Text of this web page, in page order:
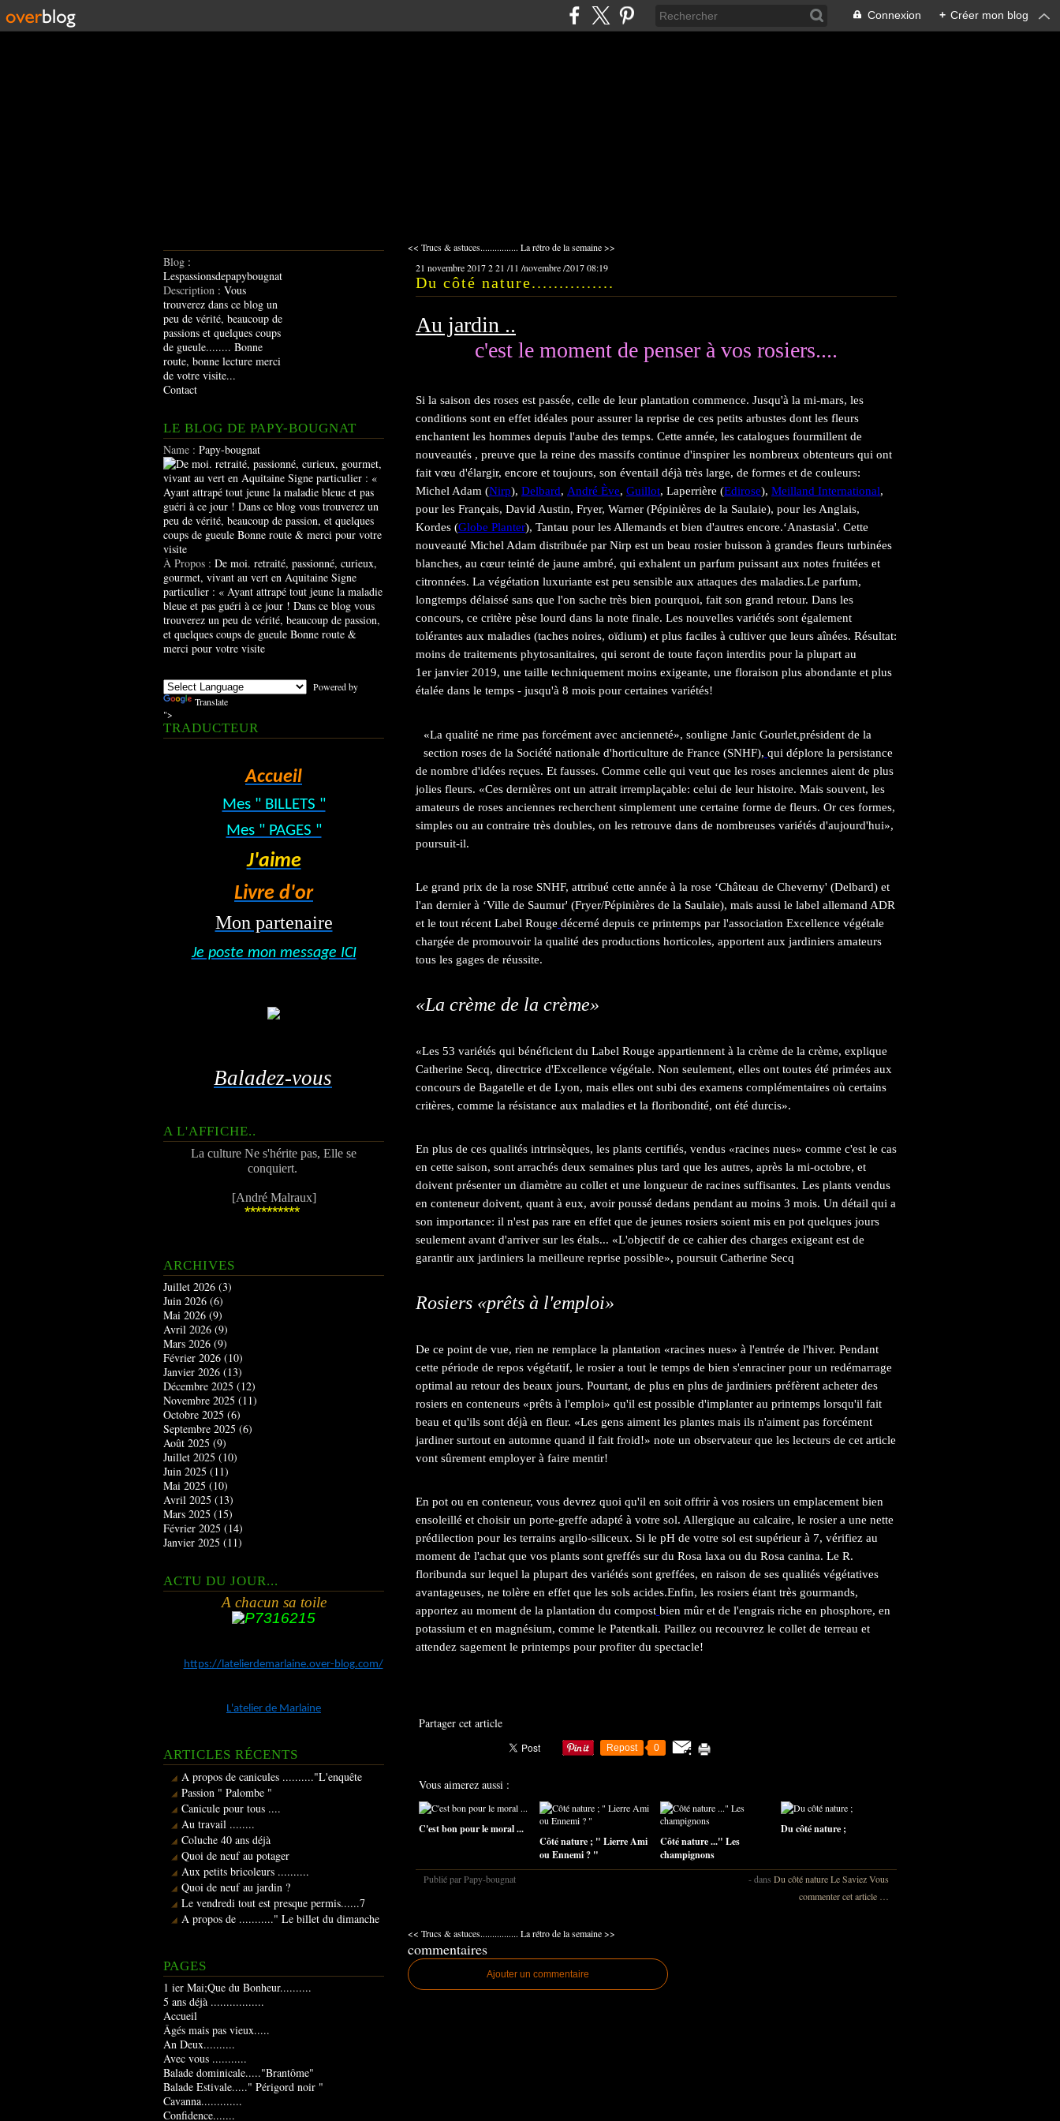
Connexion + Créer mon blog
Blog :
Lespassionsdepapybougnat
Description : Vous
trouverez dans ce blog un
peu de vérité, beaucoup de
passions et quelques coups
de gueule........ Bonne
route, bonne lecture merci
de votre visite...
Contact
LE BLOG DE PAPY-BOUGNAT
Name : Papy-bougnat
À Propos : De moi. retraité, passionné, curieux,
gourmet, vivant au vert en Aquitaine Signe
particulier : « Ayant attrapé tout jeune la maladie
bleue et pas guéri à ce jour ! Dans ce blog vous
trouverez un peu de vérité, beaucoup de passion,
et quelques coups de gueule Bonne route &
merci pour votre visite
Powered by
Translate
">
TRADUCTEUR
Accueil
Mes " BILLETS "
Mes " PAGES "
J'aime
Livre d'or
Mon partenaire
Je poste mon message ICI
Baladez-vous
A L'AFFICHE..
La culture Ne s'hérite pas, Elle se
conquiert.
[André Malraux]
**********
ARCHIVES
Juillet 2026 (3)
Juin 2026 (6)
Mai 2026 (9)
Avril 2026 (9)
Mars 2026 (9)
Février 2026 (10)
Janvier 2026 (13)
Décembre 2025 (12)
Novembre 2025 (11)
Octobre 2025 (6)
Septembre 2025 (6)
Août 2025 (9)
Juillet 2025 (10)
Juin 2025 (11)
Mai 2025 (10)
Avril 2025 (13)
Mars 2025 (15)
Février 2025 (14)
Janvier 2025 (11)
ACTU DU JOUR...
A chacun sa toile
https://latelierdemarlaine.over-blog.com/
L'atelier de Marlaine
ARTICLES RÉCENTS
A propos de canicules .........."L'enquête
Passion " Palombe "
Canicule pour tous ....
Au travail ........
Coluche 40 ans déjà
Quoi de neuf au potager
Aux petits bricoleurs ..........
Quoi de neuf au jardin ?
Le vendredi tout est presque permis......7
A propos de ..........." Le billet du dimanche
PAGES
1 ier Mai;Que du Bonheur..........
5 ans déjà .................
Accueil
Âgés mais pas vieux.....
An Deux..........
Avec vous ...........
Balade dominicale....."Brantôme"
Balade Estivale....." Périgord noir "
Cavanna.............
Confidence.......
<< Trucs & astuces................ La rétro de la semaine >>
21 novembre 2017221 /11 /novembre/201708:19
Du côté nature...............
Au jardin ..
c'est le moment de penser à vos rosiers....
Si la saison des roses est passée, celle de leur plantation commence. Jusqu'à la mi-mars, les
conditions sont en effet idéales pour assurer la reprise de ces petits arbustes dont les fleurs
enchantent les hommes depuis l'aube des temps. Cette année, les catalogues fourmillent de
nouveautés , preuve que la reine des massifs continue d'inspirer les nombreux obtenteurs qui ont
fait vœu d'élargir, encore et toujours, son éventail déjà très large, de formes et de couleurs:
Michel Adam (Nirp), Delbard, André Ève, Guillot, Laperrière (Edirose), Meilland International,
pour les Français, David Austin, Fryer, Warner (Pépinières de la Saulaie), pour les Anglais,
Kordes (Globe Planter), Tantau pour les Allemands et bien d'autres encore.‘Anastasia'. Cette
nouveauté Michel Adam distribuée par Nirp est un beau rosier buisson à grandes fleurs turbinées
blanches, au cœur teinté de jaune ambré, qui exhalent un parfum puissant aux notes fruitées et
citronnées. La végétation luxuriante est peu sensible aux attaques des maladies.Le parfum,
longtemps délaissé sans que l'on sache très bien pourquoi, fait son grand retour. Dans les
concours, ce critère pèse lourd dans la note finale. Les nouvelles variétés sont également
tolérantes aux maladies (taches noires, oïdium) et plus faciles à cultiver que leurs aînées. Résultat:
moins de traitements phytosanitaires, qui seront de toute façon interdits pour la plupart au
1er janvier 2019, une taille techniquement moins exigeante, une floraison plus abondante et plus
étalée dans le temps - jusqu'à 8 mois pour certaines variétés!
«La qualité ne rime pas forcément avec ancienneté», souligne Janic Gourlet,président de la
section roses de la Société nationale d'horticulture de France (SNHF), qui déplore la persistance
de nombre d'idées reçues. Et fausses. Comme celle qui veut que les roses anciennes aient de plus
jolies fleurs. «Ces dernières ont un attrait irremplaçable: celui de leur histoire. Mais souvent, les
amateurs de roses anciennes recherchent simplement une certaine forme de fleurs. Or ces formes,
simples ou au contraire très doubles, on les retrouve dans de nombreuses variétés d'aujourd'hui»,
poursuit-il.
Le grand prix de la rose SNHF, attribué cette année à la rose ‘Château de Cheverny' (Delbard) et
l'an dernier à ‘Ville de Saumur' (Fryer/Pépinières de la Saulaie), mais aussi le label allemand ADR
et le tout récent Label Rouge décerné depuis ce printemps par l'association Excellence végétale
chargée de promouvoir la qualité des productions horticoles, apportent aux jardiniers amateurs
tous les gages de réussite.
«La crème de la crème»
«Les 53 variétés qui bénéficient du Label Rouge appartiennent à la crème de la crème, explique
Catherine Secq, directrice d'Excellence végétale. Non seulement, elles ont toutes été primées aux
concours de Bagatelle et de Lyon, mais elles ont subi des examens complémentaires où certains
critères, comme la résistance aux maladies et la floribondité, ont été durcis».
En plus de ces qualités intrinsèques, les plants certifiés, vendus «racines nues» comme c'est le cas
en cette saison, sont arrachés deux semaines plus tard que les autres, après la mi-octobre, et
doivent présenter un diamètre au collet et une longueur de racines suffisantes. Les plants vendus
en conteneur doivent, quant à eux, avoir poussé dedans pendant au moins 3 mois. Un détail qui a
son importance: il n'est pas rare en effet que de jeunes rosiers soient mis en pot quelques jours
seulement avant d'arriver sur les étals... «L'objectif de ce cahier des charges exigeant est de
garantir aux jardiniers la meilleure reprise possible», poursuit Catherine Secq
Rosiers «prêts à l'emploi»
De ce point de vue, rien ne remplace la plantation «racines nues» à l'entrée de l'hiver. Pendant
cette période de repos végétatif, le rosier a tout le temps de bien s'enraciner pour un redémarrage
optimal au retour des beaux jours. Pourtant, de plus en plus de jardiniers préfèrent acheter des
rosiers en conteneurs «prêts à l'emploi» qu'il est possible d'implanter au printemps lorsqu'il fait
beau et qu'ils sont déjà en fleur. «Les gens aiment les plantes mais ils n'aiment pas forcément
jardiner surtout en automne quand il fait froid!» note un observateur que les lecteurs de cet article
vont sûrement employer à faire mentir!
En pot ou en conteneur, vous devrez quoi qu'il en soit offrir à vos rosiers un emplacement bien
ensoleillé et choisir un porte-greffe adapté à votre sol. Allergique au calcaire, le rosier a une nette
prédilection pour les terrains argilo-siliceux. Si le pH de votre sol est supérieur à 7, vérifiez au
moment de l'achat que vos plants sont greffés sur du Rosa laxa ou du Rosa canina. Le R.
floribunda sur lequel la plupart des variétés sont greffées, en raison de ses qualités végétatives
avantageuses, ne tolère en effet que les sols acides.Enfin, les rosiers étant très gourmands,
apportez au moment de la plantation du compost bien mûr et de l'engrais riche en phosphore, en
potassium et en magnésium, comme le Patentkali. Paillez ou recouvrez le collet de terreau et
attendez sagement le printemps pour profiter du spectacle!
Partager cet article
Repost 0
Vous aimerez aussi :
C'est bon pour le moral ...
Côté nature ; " Lierre Ami
ou Ennemi ? "
Côté nature ..." Les
champignons
Du côté nature ;
Publié par Papy-bougnat -dans Du côté natureLe Saviez Vous
commenter cet article
<< Trucs & astuces................ La rétro de la semaine >>
commentaires
Ajouter un commentaire